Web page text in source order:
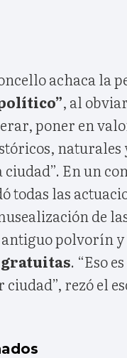
achaca la
, al
poner en
En un
todas las
de
polvorín y
. “Eso
ciudad”, rezó el